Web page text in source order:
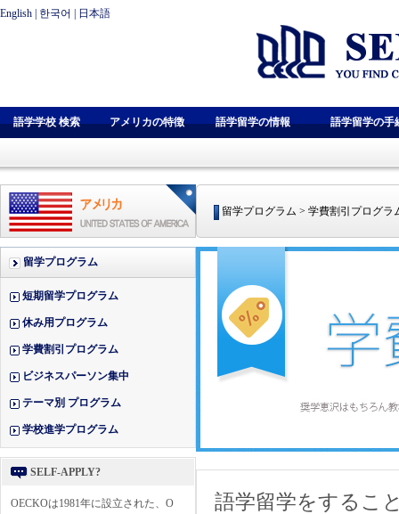
English 한국어 日本語
語学学校 検索 アメリカの特徴 語学留学の情報 語学留学の手
留学プログラム
短期留学プログラム
休み用プログラム
学費割引プログラム
ビジネスパーソン集中
テーマ別 プログラム
学校進学プログラム
SELF-APPLY?
OECKOは1981年に設立された、O
留学プログラム > 学費割引プログラ
語学留学をするこ